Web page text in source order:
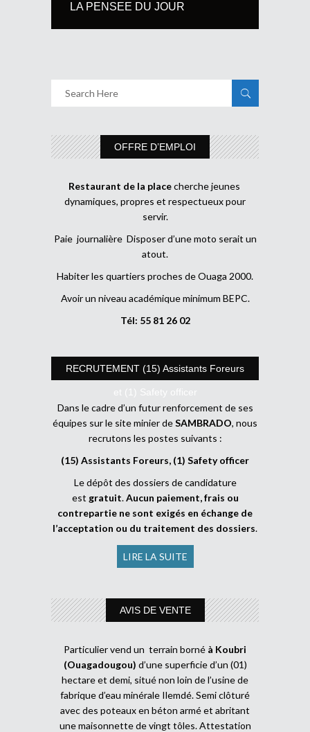
LA PENSEE DU JOUR
OFFRE D’EMPLOI
Restaurant de la placecherche jeunes
dynamiques, propres et respectueux pour
servir.
Paie journalière Disposer d’une moto serait un
atout.
Habiter les quartiers proches de Ouaga 2000.
Avoir un niveau académique minimum BEPC.
Tél: 55 81 26 02
RECRUTEMENT (15) Assistants Foreurs
et (1) Safety officer
Dans le cadre d’un futur renforcement de ses
équipes sur le site minier deSAMBRADO, nous
recrutons les postes suivants :
(15) Assistants Foreurs, (1) Safety officer
Le dépôt des dossiers de candidature
est gratuit.Aucun paiement, frais ou
contrepartie ne sont exigés en échange de
l’acceptation ou du traitement des dossiers.
LIRE LA SUITE
AVIS DE VENTE
Particulier vend un terrain borné à Koubri
(Ouagadougou) d’une superficie d’un (01)
hectare et demi, situé non loin de l’usine de
fabrique d’eau minérale Ilemdé. Semi clôturé
avec des poteaux en béton armé et abritant
une maisonnette de vingt tôles. Attestation